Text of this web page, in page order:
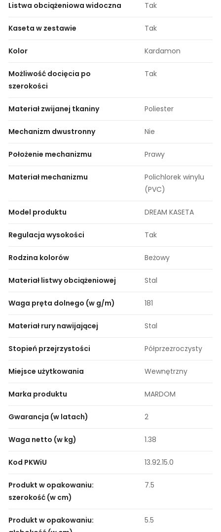
Listwa obciążeniowa widoczna Tak
Kaseta w zestawie Tak
Kolor Kardamon
Możliwość docięcia po
szerokości
Tak
Materiał zwijanej tkaniny Poliester
Mechanizm dwustronny Nie
Położenie mechanizmu Prawy
Materiał mechanizmu
Polichlorek winylu
(PVC)
Model produktu DREAM KASETA
Regulacja wysokości Tak
Rodzina kolorów Beżowy
Materiał listwy obciążeniowej Stal
Waga pręta dolnego (w g/m) 181
Materiał rury nawijającej Stal
Stopień przejrzystości Półprzezroczysty
Miejsce użytkowania Wewnętrzny
Marka produktu MARDOM
Gwarancja (w latach) 2
Waga netto (w kg) 1.38
Kod PKWiU 13.92.15.0
Produkt w opakowaniu:
szerokość (w cm)
7.5
Produkt w opakowaniu:
5.5